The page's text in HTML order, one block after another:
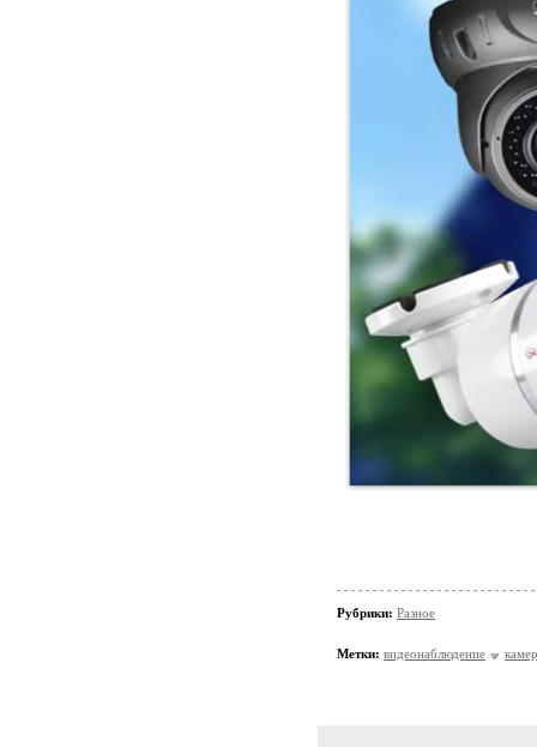
Рубрики: Разное
Метки: видеонаблюдение